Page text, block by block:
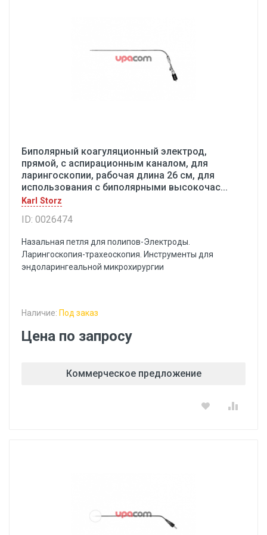
Биполярный коагуляционный электрод,
прямой, с аспирационным каналом, для
ларингоскопии, рабочая длина 26 см, для
использования с биполярными высокочас...
Karl Storz
ID: 0026474
Назальная петля для полипов-Электроды.
Ларингоскопия-трахеоскопия. Инструменты для
эндоларингеальной микрохирургии
Наличие: Под заказ
Цена по запросу
Коммерческое предложение